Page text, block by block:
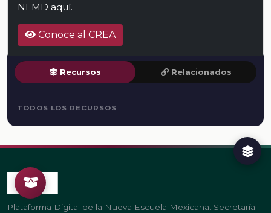
NEMD aquí.
Conoce al CREA
Recursos Relacionados
TODOS LOS RECURSOS
Plataforma Digital de la Nueva Escuela Mexicana. Secretaría